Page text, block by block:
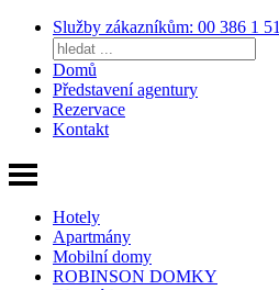
Služby zákazníkům: 00 386 1
Domů
Představení agentury
Rezervace
Kontakt
Hotely
Apartmány
Mobilní domy
ROBINSON DOMKY